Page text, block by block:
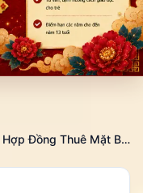
Ký Hợp Đồng Thuê Mặt Bằng Ngày Nào? Phong Thủy, Pháp Lý Và Dòng Tiền